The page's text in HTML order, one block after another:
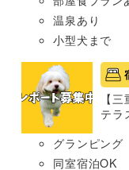
温泉あり
小型犬まで
【
テラ
グランピング
同室宿泊OK